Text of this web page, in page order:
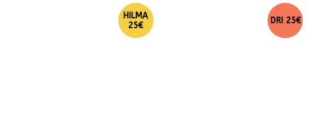
HILMA
25€
DRI 25€